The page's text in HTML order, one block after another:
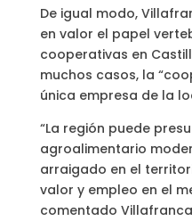
De igual modo,
en valor el papel
cooperativas en
muchos casos, la
única empresa de la
“La región puede
agroalimentario
arraigado en el
valor y empleo en el
comentado